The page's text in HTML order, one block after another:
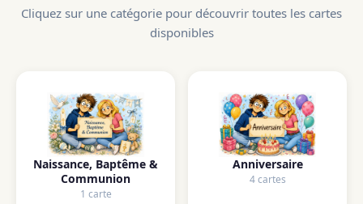
Cliquez sur une catégorie pour découvrir toutes les cartes
disponibles
Naissance, Baptême &
Communion
1 carte
Anniversaire
4 cartes